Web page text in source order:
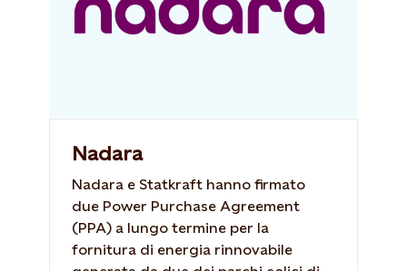
Nadara
Nadara e Statkraft hanno firmato
due Power Purchase Agreement
(PPA) a lungo termine per la
fornitura di energia rinnovabile